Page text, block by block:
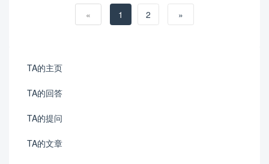
« 1 2 »
TA的主页
TA的回答
TA的提问
TA的文章